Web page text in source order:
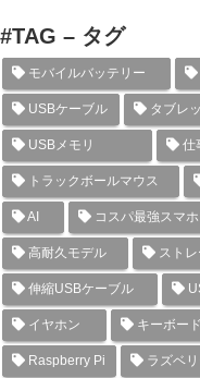
#TAG – タグ
モバイルバッテリー
USBケーブル タブレ
USBメモリ 仕
トラックボールマウス
AI コスパ最強スマホ
高耐久モデル スト
伸縮USBケーブル
イヤホン キーボード
Raspberry Pi ラズベリ